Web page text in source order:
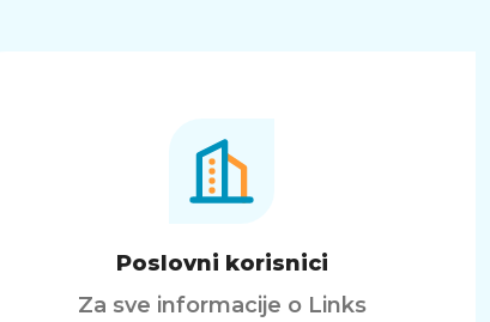
Poslovni korisnici
Za sve informacije o Links